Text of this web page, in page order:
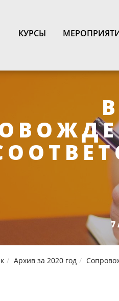
КУРСЫ
7
Архив за 2020 год